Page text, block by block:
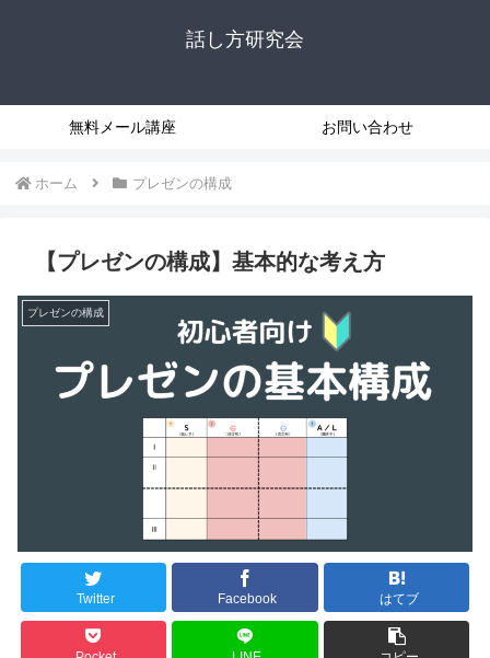
話し方研究会
無料メール講座 お問い合わせ
ホーム プレゼンの構成
【プレゼンの構成】基本的な考え方
プレゼンの構成
Twitter Facebook はてブ